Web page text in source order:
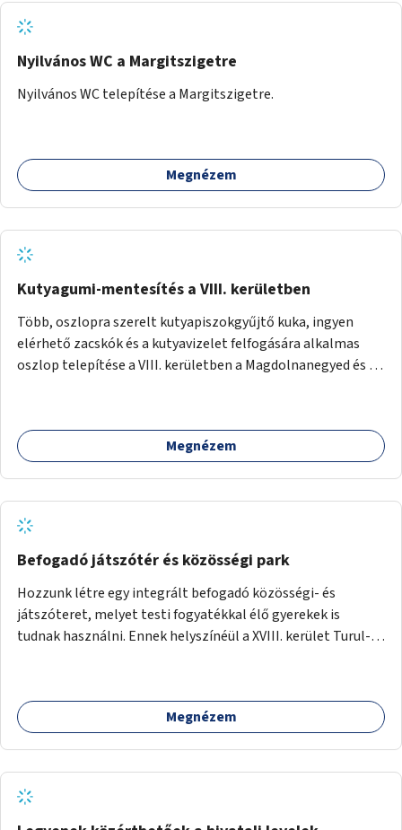
Nyilvános WC a Margitszigetre
Nyilvános WC telepítése a Margitszigetre.
Megnézem
Kutyagumi-mentesítés a VIII. kerületben
Több, oszlopra szerelt kutyapiszokgyűjtő kuka, ingyen
elérhető zacskók és a kutyavizelet felfogására alkalmas
oszlop telepítése a VIII. kerületben a Magdolnanegyed és a
Megnézem
Befogadó játszótér és közösségi park
Hozzunk létre egy integrált befogadó közösségi- és
játszóteret, melyet testi fogyatékkal élő gyerekek is
tudnak használni. Ennek helyszínéül a XVIII. kerület Turul-
játszótér kialakítására.
Megnézem